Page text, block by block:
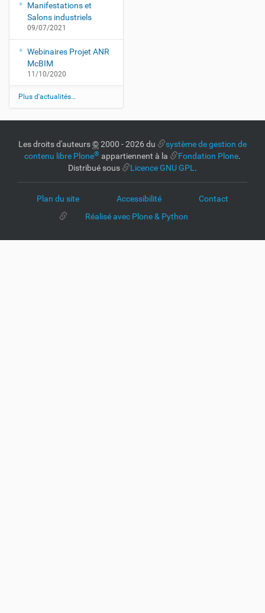
Manifestations et
Salons industriels
09/07/2021
Webinaires Projet ANR
McBIM
11/10/2020
Plus d'actualités…
Les droits d'auteurs©2000 - 2026 du
système de gestion de
contenu libre Plone® appartiennent à la Fondation Plone.
Distribué sous
Licence GNU GPL .
Plan du site Accessibilité
Contact
Réalisé avec Plone & Python